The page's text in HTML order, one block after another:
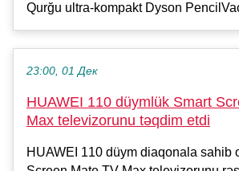
Qurğu ultra-kompakt Dyson
23:00, 01 Дек
HUAWEI 110 düymlük Smart
Max televizorunu təqdim etdi
HUAWEI 110 düym diaqonala sahib